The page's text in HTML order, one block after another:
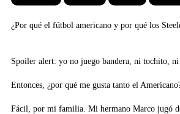
¿Por qué el fútbol americano y por qué los
Spoiler alert: yo no juego bandera, ni tochito,
Entonces, ¿por qué me gusta tanto el
Fácil, por mi familia. Mi hermano Marco jugó